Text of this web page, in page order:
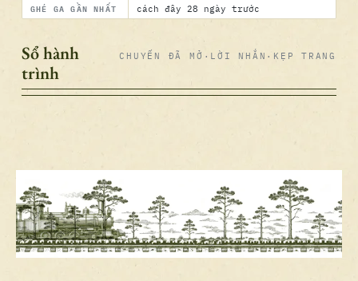
GHÉ GA GẦN NHẤT cách đây 28 ngày trước
Sổ hành
trình
CHUYẾN ĐÃ MỞ · LỜI NHẮN · KẸP TRANG